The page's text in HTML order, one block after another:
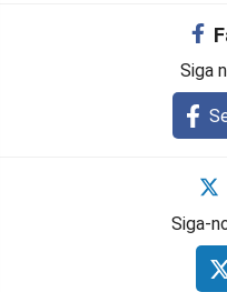
Siga
Siga-